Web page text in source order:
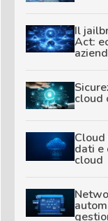
Il
Act:
cloud
dati e
cloud